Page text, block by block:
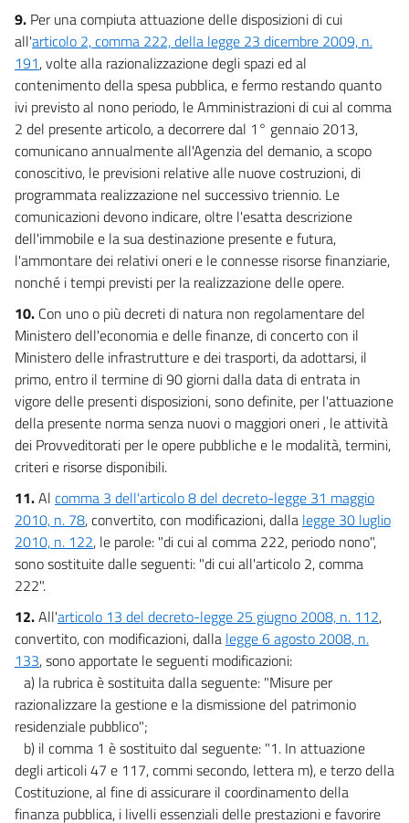
9. Per una compiuta attuazione delle disposizioni di cui
all'articolo 2, comma 222, della legge 23 dicembre 2009, n.
191, volte alla razionalizzazione degli spazi ed al
contenimento della spesa pubblica, e fermo restando quanto
ivi previsto al nono periodo, le Amministrazioni di cui al comma
2 del presente articolo, a decorrere dal 1° gennaio 2013,
comunicano annualmente all'Agenzia del demanio, a scopo
conoscitivo, le previsioni relative alle nuove costruzioni, di
programmata realizzazione nel successivo triennio. Le
comunicazioni devono indicare, oltre l'esatta descrizione
dell'immobile e la sua destinazione presente e futura,
l'ammontare dei relativi oneri e le connesse risorse finanziarie,
nonché i tempi previsti per la realizzazione delle opere.
10. Con uno o più decreti di natura non regolamentare del
Ministero dell'economia e delle finanze, di concerto con il
Ministero delle infrastrutture e dei trasporti, da adottarsi, il
primo, entro il termine di 90 giorni dalla data di entrata in
vigore delle presenti disposizioni, sono definite, per l'attuazione
della presente norma senza nuovi o maggiori oneri , le attività
dei Provveditorati per le opere pubbliche e le modalità, termini,
criteri e risorse disponibili.
11.Al comma 3 dell'articolo 8 del decreto-legge 31 maggio
2010, n. 78, convertito, con modificazioni, dalla legge 30 luglio
2010, n. 122, le parole: "di cui al comma 222, periodo nono",
sono sostituite dalle seguenti: "di cui all'articolo 2, comma
222".
12.All'articolo 13 del decreto-legge 25 giugno 2008, n. 112,
convertito, con modificazioni, dalla legge 6 agosto 2008, n.
133, sono apportate le seguenti modificazioni:
a) la rubrica è sostituita dalla seguente: "Misure per
razionalizzare la gestione e la dismissione del patrimonio
residenziale pubblico";
b) il comma 1 è sostituito dal seguente: "1. In attuazione
degli articoli 47 e 117, commi secondo, lettera m), e terzo della
Costituzione, al fine di assicurare il coordinamento della
finanza pubblica, i livelli essenziali delle prestazioni e favorire